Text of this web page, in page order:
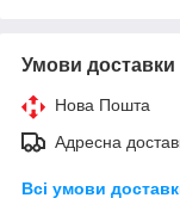
Умови доставки
Нова Пошта
Адресна
Всі умови